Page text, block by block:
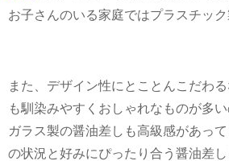
お子さんのいる家庭ではプラスチック
また、デザイン性にとことんこだわ
も馴染みやすくおしゃれなものが多い
ガラス製の醤油差しも高級感があっ
の状況と好みにぴったり合う醤油差